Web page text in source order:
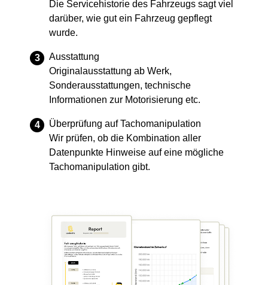
Die Servicehistorie des Fahrzeugs sagt viel
darüber, wie gut ein Fahrzeug gepflegt
wurde.
Ausstattung
Originalausstattung ab Werk,
Sonderausstattungen, technische
Informationen zur Motorisierung etc.
Überprüfung auf Tachomanipulation
Wir prüfen, ob die Kombination aller
Datenpunkte Hinweise auf eine mögliche
Tachomanipulation gibt.